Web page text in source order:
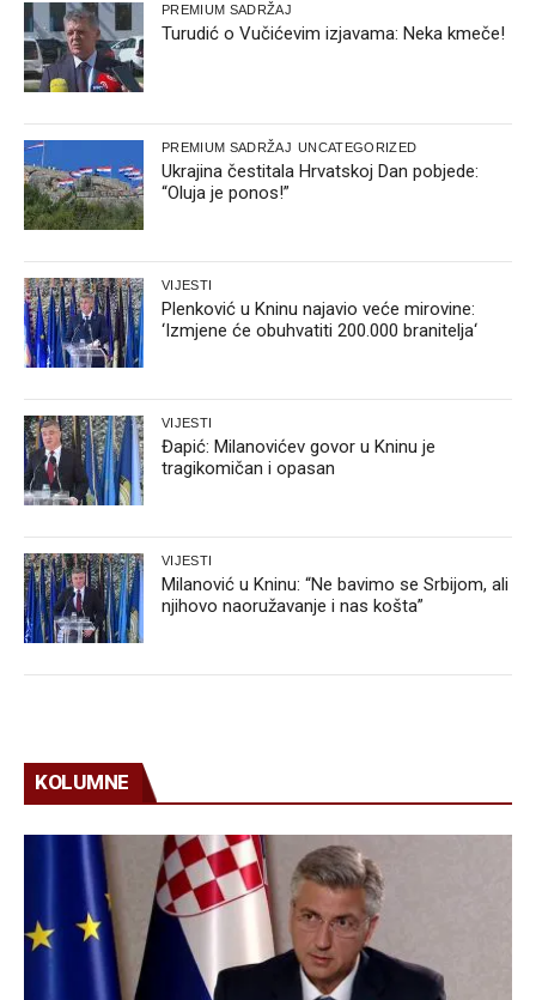
PREMIUM SADRŽAJ
Turudić o Vučićevim izjavama: Neka kmeče!
PREMIUM SADRŽAJ UNCATEGORIZED
Ukrajina čestitala Hrvatskoj Dan pobjede:
“Oluja je ponos!”
VIJESTI
Plenković u Kninu najavio veće mirovine:
‘Izmjene će obuhvatiti 200.000 branitelja‘
VIJESTI
Đapić: Milanovićev govor u Kninu je
tragikomičan i opasan
VIJESTI
Milanović u Kninu: “Ne bavimo se Srbijom, ali
njihovo naoružavanje i nas košta”
KOLUMNE